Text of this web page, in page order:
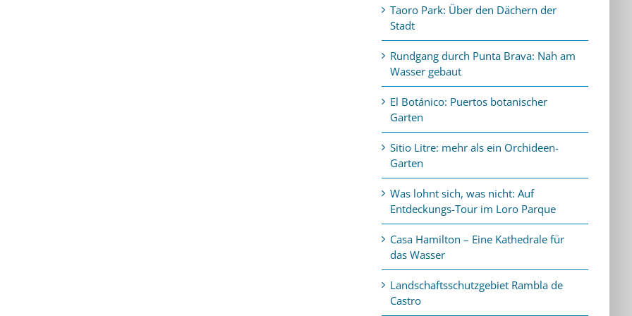
Taoro Park: Über den Dächern der
Stadt
Rundgang durch Punta Brava: Nah am
Wasser gebaut
El Botánico: Puertos botanischer
Garten
Sitio Litre: mehr als ein Orchideen-
Garten
Was lohnt sich, was nicht: Auf
Entdeckungs-Tour im Loro Parque
Casa Hamilton – Eine Kathedrale für
das Wasser
Landschaftsschutzgebiet Rambla de
Castro